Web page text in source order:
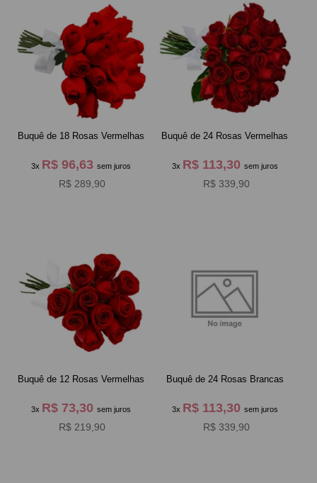
Buquê de 18 Rosas Vermelhas
3x R$ 96,63 sem juros
R$ 289,90
Buquê de 24 Rosas Vermelhas
3x R$ 113,30 sem juros
R$ 339,90
Buquê de 12 Rosas Vermelhas
3x R$ 73,30 sem juros
R$ 219,90
Buquê de 24 Rosas Brancas
3x R$ 113,30 sem juros
R$ 339,90